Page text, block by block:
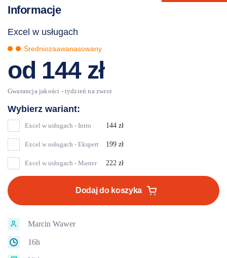
Informacje
Excel w usługach
Średniozaawanasowany
od 144 zł
Excel w usługach - Intro 144 zł
Excel w usługach - Ekspert 199 zł
Excel w usługach - Master 222 zł
Dodaj do koszyka
Marcin Wawer
16h